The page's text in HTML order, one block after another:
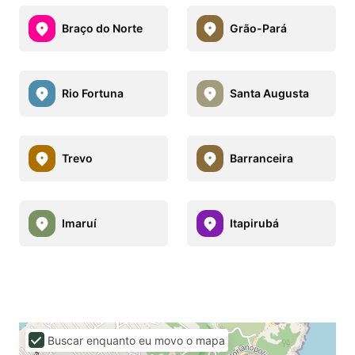
Braço do Norte Grão-Pará
Rio Fortuna Santa Augusta
Trevo Barranceira
Imaruí Itapirubá
Buscar enquanto eu movo o mapa